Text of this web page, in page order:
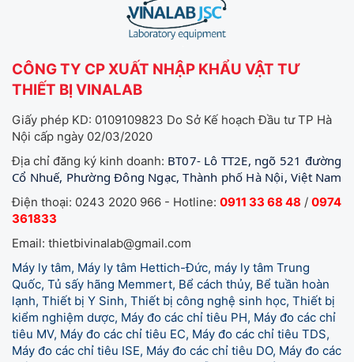
CÔNG TY CP XUẤT NHẬP KHẨU VẬT TƯ
THIẾT BỊ VINALAB
Giấy phép KD: 0109109823 Do Sở Kế hoạch Đầu tư TP Hà
Nội cấp ngày 02/03/2020
Địa chỉ đăng ký kinh doanh: BT07- Lô TT2E, ngõ 521 đường
Cổ Nhuế, Phường Đông Ngạc, Thành phố Hà Nội, Việt Nam
Điện thoại: 0243 2020 966 - Hotline: 0911 33 68 48 / 0974
361833
Email: thietbivinalab@gmail.com
Máy ly tâm, Máy ly tâm Hettich-Đức, máy ly tâm Trung
Quốc, Tủ sấy hãng Memmert, Bể cách thủy, Bể tuần hoàn
lạnh, Thiết bị Y Sinh, Thiết bị công nghệ sinh học, Thiết bị
kiểm nghiệm dược, Máy đo các chỉ tiêu PH, Máy đo các chỉ
tiêu MV, Máy đo các chỉ tiêu EC, Máy đo các chỉ tiêu TDS,
Máy đo các chỉ tiêu ISE, Máy đo các chỉ tiêu DO, Máy đo các